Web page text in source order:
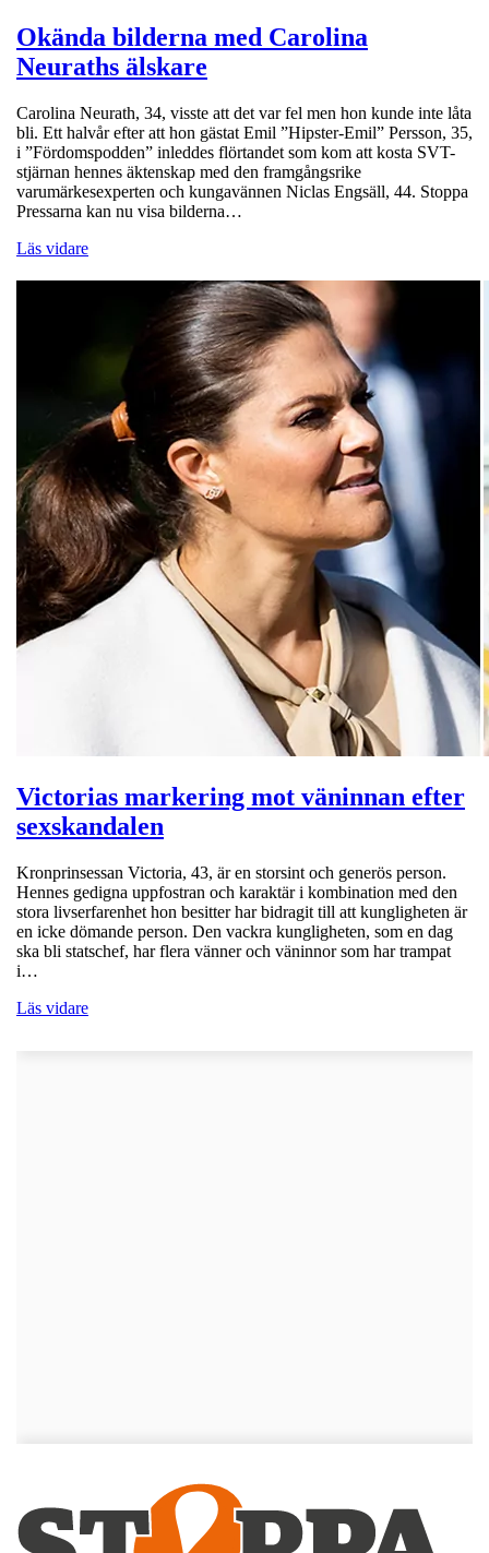
Okända bilderna med Carolina
Neuraths älskare
Carolina Neurath, 34, visste att det var fel men hon kunde inte låta
bli. Ett halvår efter att hon gästat Emil ”Hipster-Emil” Persson, 35,
i ”Fördomspodden” inleddes flörtandet som kom att kosta SVT-
stjärnan hennes äktenskap med den framgångsrike
varumärkesexperten och kungavännen Niclas Engsäll, 44. Stoppa
Pressarna kan nu visa bilderna…
Läs vidare
Victorias markering mot väninnan efter
sexskandalen
Kronprinsessan Victoria, 43, är en storsint och generös person.
Hennes gedigna uppfostran och karaktär i kombination med den
stora livserfarenhet hon besitter har bidragit till att kungligheten är
en icke dömande person. Den vackra kungligheten, som en dag
ska bli statschef, har flera vänner och väninnor som har trampat
i…
Läs vidare